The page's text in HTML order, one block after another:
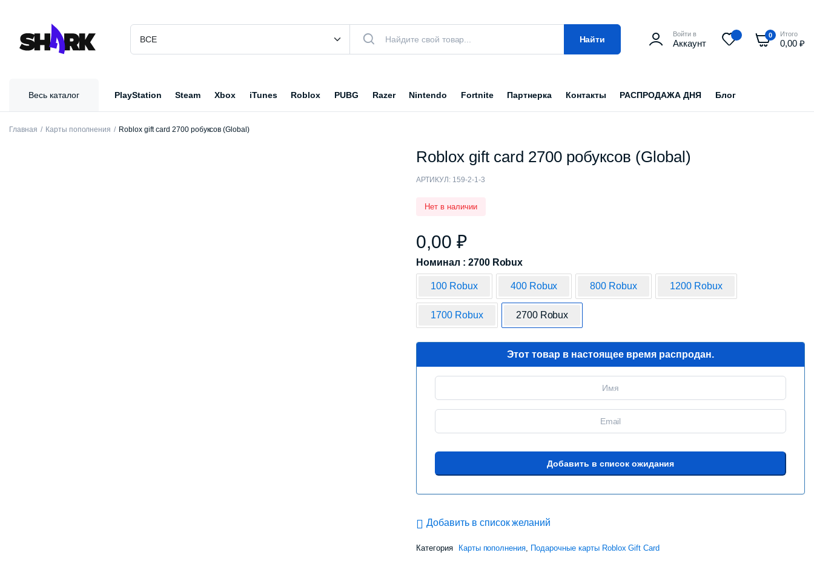
Найти
Войти в
Аккаунт
0 Итого
0,00₽
Весь каталог PlayStation Steam Xbox iTunes Roblox PUBG Razer Nintendo Fortnite Партнерка Контакты РАСПРОДАЖА ДНЯ Блог
Главная Карты пополнения Roblox gift card 2700 робуксов (Global)
Roblox gift card 2700 робуксов (Global)
АРТИКУЛ: 159-2-1-3
Нет в наличии
0,00 ₽
Номинал : 2700 Robux
100 Robux 400 Robux 800 Robux 1200 Robux
1700 Robux 2700 Robux
Этот товар в настоящее время распродан.
Добавить в список желаний
Категория Карты пополнения, Подарочные карты Roblox Gift Card